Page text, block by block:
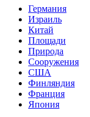
Германия
Израиль
Китай
Площади
Природа
Сооружения
США
Финляндия
Франция
Япония